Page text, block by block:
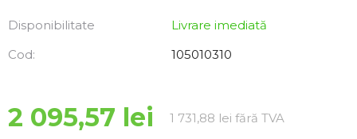
Disponibilitate
Livrare imediată
Cod:
105010310
2 095,57 lei 1 731,88 lei fără TVA